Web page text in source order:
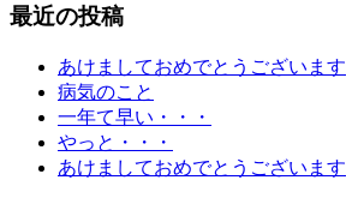
最近の投稿
あけましておめでとうございます
病気のこと
一年て早い・・・
やっと・・・
あけましておめでとうございます